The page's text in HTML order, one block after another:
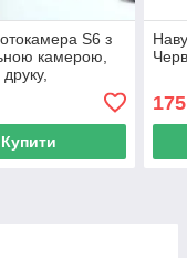
S6 з
камерою,
карти пам'яті
49778
Купити
175